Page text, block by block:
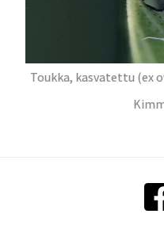
Toukka, kasvatettu (ex